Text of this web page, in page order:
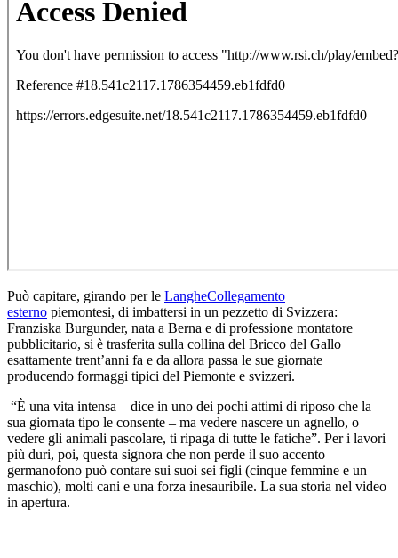
Può capitare, girando per le LangheCollegamento
esterno piemontesi, di imbattersi in un pezzetto di Svizzera:
Franziska Burgunder, nata a Berna e di professione montatore
pubblicitario, si è trasferita sulla collina del Bricco del Gallo
esattamente trent’anni fa e da allora passa le sue giornate
producendo formaggi tipici del Piemonte e svizzeri.
“È una vita intensa – dice in uno dei pochi attimi di riposo che la
sua giornata tipo le consente – ma vedere nascere un agnello, o
vedere gli animali pascolare, ti ripaga di tutte le fatiche”. Per i lavori
più duri, poi, questa signora che non perde il suo accento
germanofono può contare sui suoi sei figli (cinque femmine e un
maschio), molti cani e una forza inesauribile. La sua storia nel video
in apertura.